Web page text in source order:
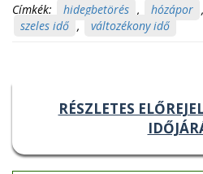
Címkék: hidegbetörés , hózápor ,
szeles idő , változékony idő
RÉSZLETES